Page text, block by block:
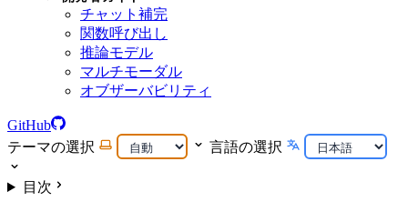
チャット補完
関数呼び出し
推論モデル
マルチモーダル
オブザーバビリティ
GitHub
テーマの選択
言語の選択
目次